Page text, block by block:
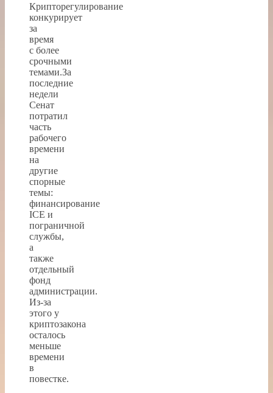
Крипторегулирование
конкурирует
за
время
с более
срочными
темами.За
последние
недели
Сенат
потратил
часть
рабочего
времени
на
другие
спорные
темы:
финансирование
ICE и
пограничной
службы,
а
также
отдельный
фонд
администрации.
Из-за
этого у
криптозакона
осталось
меньше
времени
в
повестке.